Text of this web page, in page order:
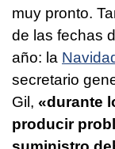
muy pronto.
de las fechas
año: la
secretario
Gil, «durante
producir